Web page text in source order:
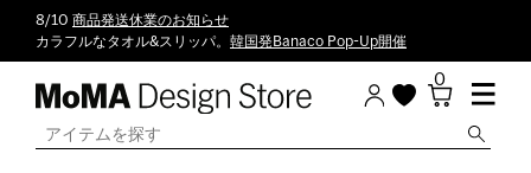
8/10 商品発送休業のお知らせ
カラフルなタオル&スリッパ。 韓国発Banaco Pop-Up開催
0